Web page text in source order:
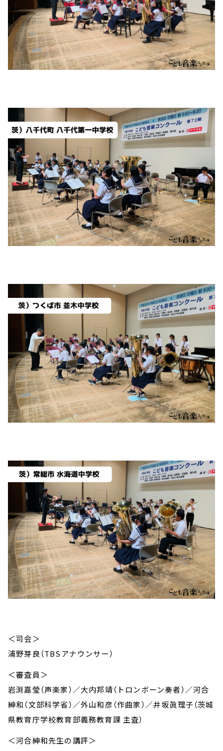
＜司会＞
浦野芽良（TBSアナウンサー）
＜審査員＞
岩渕嘉瑩（声楽家）／大内邦靖（トロンボーン奏者）／河合
紳和（文部科学省）／外山和彦（作曲家）／井坂眞理子（茨城
県教育庁学校教育部義務教育課 主査）
＜河合紳和先生の講評＞